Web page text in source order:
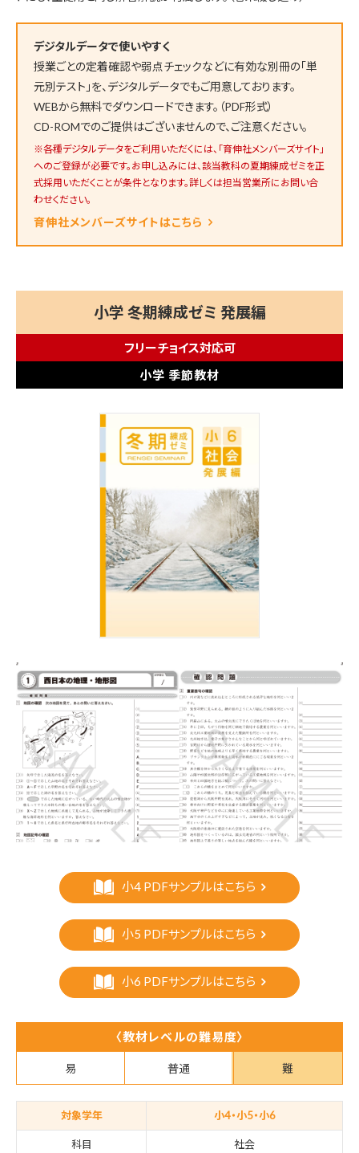
デジタルデータで使いやすく
授業ごとの定着確認や弱点チェックなどに有効な別冊の「単
元別テスト」を、デジタルデータでもご用意しております。
WEBから無料でダウンロードできます。（PDF形式）
CD-ROMでのご提供はございませんので、ご注意ください。
※各種デジタルデータをご利用いただくには、「育伸社メンバーズサイト」
へのご登録が必要です。お申し込みには、該当教科の夏期練成ゼミを正
式採用いただくことが条件となります。詳しくは担当営業所にお問い合
わせください。
育伸社メンバーズサイトはこちら
小学 冬期練成ゼミ 発展編
フリーチョイス対応可
小学 季節教材
小4 PDFサンプルはこちら
小5 PDFサンプルはこちら
小6 PDFサンプルはこちら
〈教材レベルの難易度〉
易 普通 難
対象学年 小4・小5・小6
科目 社会